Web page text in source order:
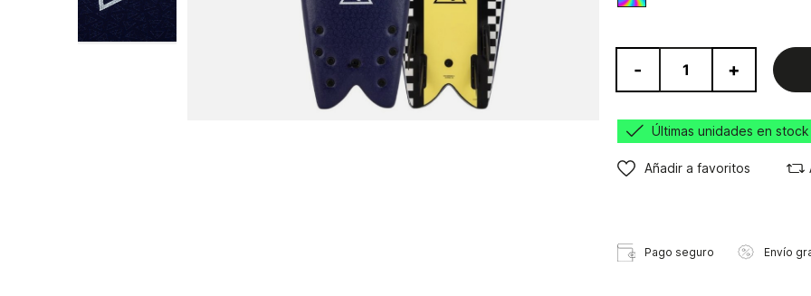
- +
Últimas unidades en stock
Añadir a favoritos
Pago seguro Envío